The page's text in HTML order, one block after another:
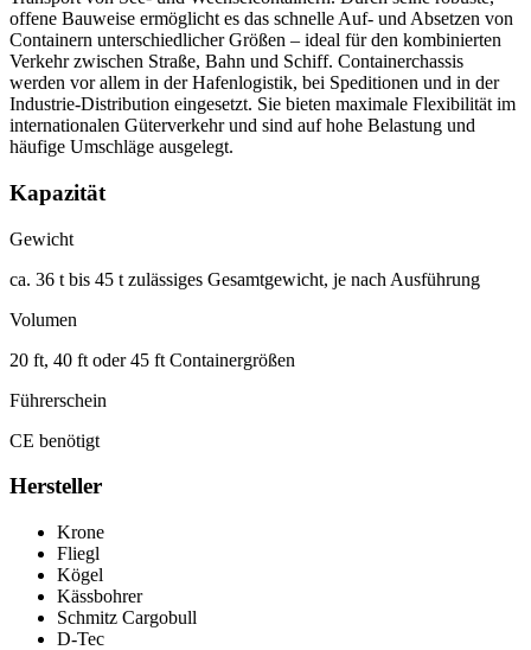
offene Bauweise ermöglicht es das schnelle Auf- und Absetzen von
Containern unterschiedlicher Größen – ideal für den kombinierten
Verkehr zwischen Straße, Bahn und Schiff. Containerchassis
werden vor allem in der Hafenlogistik, bei Speditionen und in der
Industrie-Distribution eingesetzt. Sie bieten maximale Flexibilität im
internationalen Güterverkehr und sind auf hohe Belastung und
häufige Umschläge ausgelegt.
Kapazität
Gewicht
ca. 36 t bis 45 t zulässiges Gesamtgewicht, je nach Ausführung
Volumen
20 ft, 40 ft oder 45 ft Containergrößen
Führerschein
CE benötigt
Hersteller
Krone
Fliegl
Kögel
Kässbohrer
Schmitz Cargobull
D-Tec